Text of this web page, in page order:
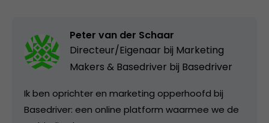
Peter van der Schaar
Directeur/Eigenaar bij Marketing
Makers & Basedriver bij Basedriver
Ik ben oprichter en marketing opperhoofd bij
Basedriver: een online platform waarmee we de